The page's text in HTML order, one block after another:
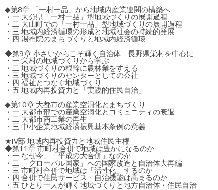
◆第8章 「一村一品」から地域内産業連関の構築へ
・一 大分県「一村一品」型地域づくりの展開過程
・二 大山町での「一村一品」型地域づくりの展開過程
・三 地域内経済循環の形成と地域社会の持続的発展
・四 湯布院のまちづくりと地域内経済循環
◆第9章 小さいからこそ輝く自治体―長野県栄村を中心に―
・一 栄村の地域づくりから学ぶ
・二 地域づくりの根幹に農林業をすえる
・三 地域づくりのセンターとしての公社
・四 福祉とつなぐ地域づくり
・五 地域内再投資力と「実践的住民自治」
◆第10章 大都市の産業空洞化とまちづくり
・一 大都市部での産業空洞化とコミュニティの衰退
・二 大都市商工業の再生
・三 中小企業地域経済振興基本条例の意義
★IV部 地域内再投資力と地域住民主権
◆第11章 市町村合併で地域は豊かになるのか
・一 なぜ今、「平成の大合併」なのか
・二 「グローバル国家」への国家改造と自治体大再編
・三 市町村合併で地域は「活性化」するのか
・四 合併で住民サービス・自治機能は高まるのか
・五 ひとり一人が輝く地域づくりと地方自治体・住民自治